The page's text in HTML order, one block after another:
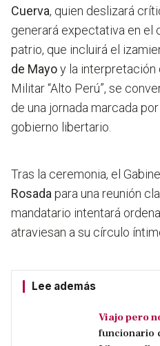
Cuerva, quien deslizará
generará expectativa en el
patrio, que incluirá el
de Mayoy la interpretación
Militar “Alto Perú”, se
de una jornada marcada
gobierno libertario.
Tras la ceremonia, el
Rosada para una reunión
mandatario intentará
atraviesan a su círculo
Lee además
Viajo pero
funcionario